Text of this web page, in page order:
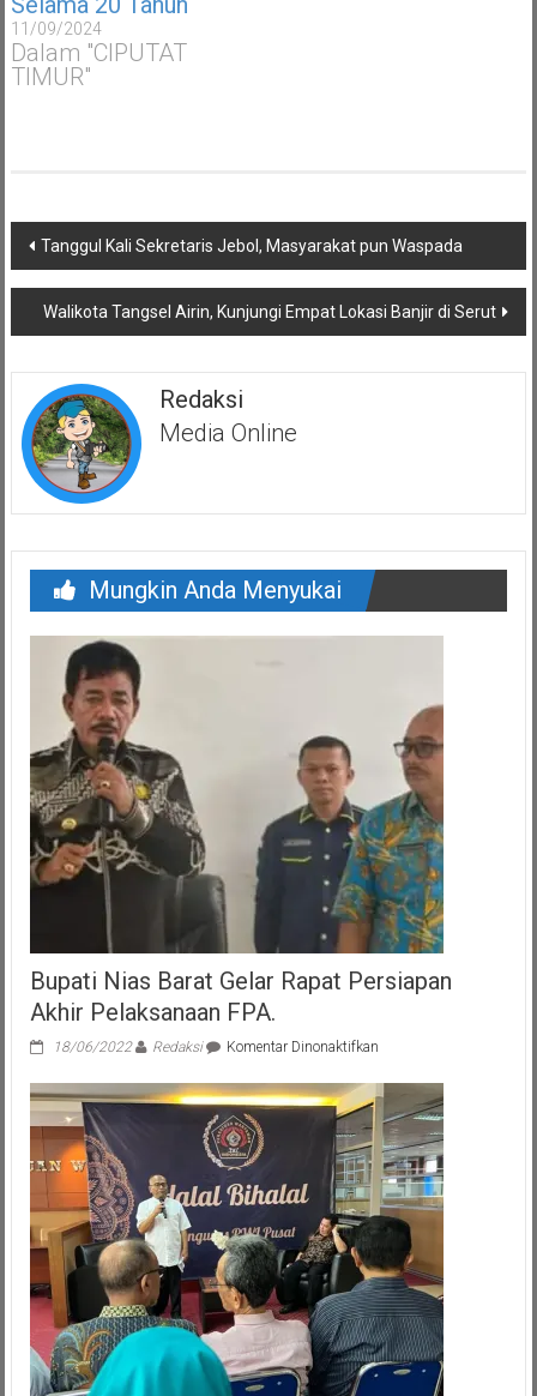
11/09/2024
Dalam "CIPUTAT
TIMUR"
Navigasi
pos
Tanggul Kali Sekretaris Jebol, Masyarakat pun Waspada
Walikota Tangsel Airin, Kunjungi Empat Lokasi Banjir di Serut
Redaksi
Media Online
Mungkin Anda Menyukai
Bupati Nias Barat Gelar Rapat Persiapan
Akhir Pelaksanaan FPA.
18/06/2022 Redaksi Komentar Dinonaktifkanpada
Barat
Gelar
Rapat
Persiapan
Akhir
Pelaksanaan